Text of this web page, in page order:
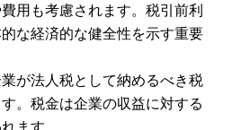
用も考慮されます。税引前利
な経済的な健全性を示す重要
が法人税として納めるべき税
。税金は企業の収益に対する